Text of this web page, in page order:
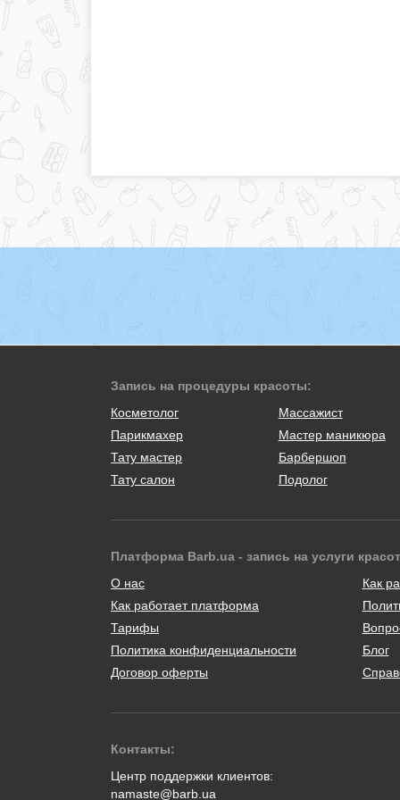
Запись на процедуры красоты:
Косметолог
Массажист
Парикмахер
Мастер маникюра
Тату мастер
Барбершоп
Тату салон
Подолог
Платформа Barb.ua - запись на услуги
О нас
Как работает платформа
Тарифы
Политика конфиденциальности
Договор оферты
Как
Блог
Контакты:
Центр поддержки клиентов:
namaste@barb.ua